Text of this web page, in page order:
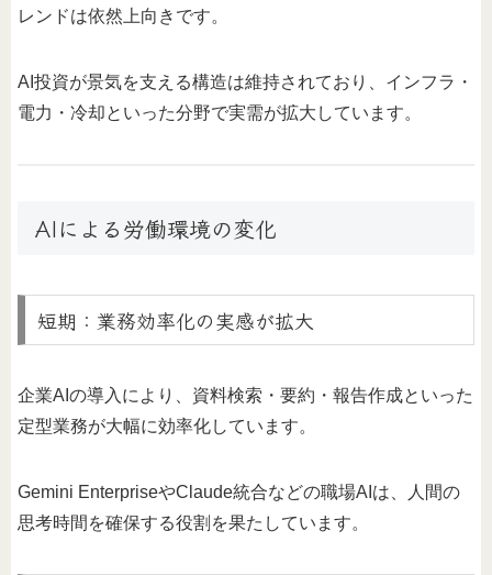
レンドは依然上向きです。
AI投資が景気を支える構造は維持されており、インフラ・
電力・冷却といった分野で実需が拡大しています。
AIによる労働環境の変化
短期：業務効率化の実感が拡大
企業AIの導入により、資料検索・要約・報告作成といった
定型業務が大幅に効率化しています。
Gemini EnterpriseやClaude統合などの職場AIは、人間の
思考時間を確保する役割を果たしています。